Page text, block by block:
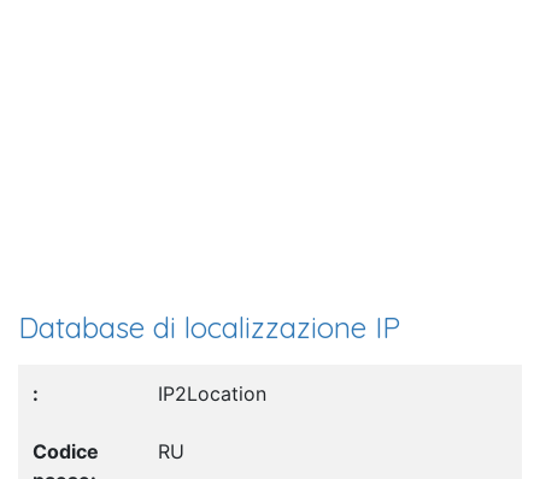
Database di localizzazione IP
IP2Location
RU